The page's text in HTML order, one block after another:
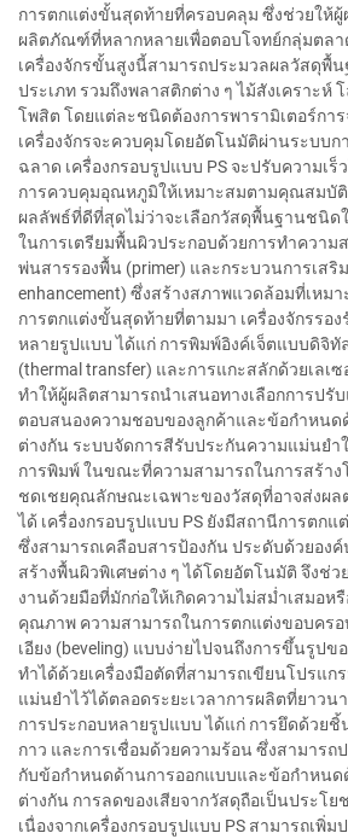
การตกแต่งขั้นสุดท้ายที่ครอบคลุม ซึ่งช่วยให้ผู้
ผลิตภัณฑ์ที่หลากหลายเพื่อตอบโจทย์กลุ่มตลา
เครื่องจักรขั้นสูงนี้สามารถประมวลผลวัสดุพื้น
ประเภท รวมถึงพลาสติกต่าง ๆ ไม้สังเคราะห์
โพสิต โดยแต่ละชนิดต้องการพารามิเตอร์กา
เครื่องจักรจะควบคุมโดยอัตโนมัติผ่านระบบ
ฉลาด เครื่องกรอบรูปแบบ PS จะปรับความเร็
การควบคุมอุณหภูมิให้เหมาะสมตามคุณสมบัติ
ผลลัพธ์ที่ดีที่สุดไม่ว่าจะเลือกวัสดุพื้นฐานชนิด
ในการเตรียมพื้นผิวประกอบด้วยการทำความ
พ่นสารรองพื้น (primer) และกระบวนการเสริ
enhancement) ซึ่งสร้างสภาพแวดล้อมที่เห
การตกแต่งขั้นสุดท้ายที่ตามมา เครื่องจักรรอ
หลายรูปแบบ ได้แก่ การพิมพ์อิงค์เจ็ตแบบดิจิทั
(thermal transfer) และการแกะสลักด้วยเลเซ
ทำให้ผู้ผลิตสามารถนำเสนอทางเลือกการปรั
ตอบสนองความชอบของลูกค้าและข้อกำหน
ต่างกัน ระบบจัดการสีรับประกันความแม่นยำ
การพิมพ์ ในขณะที่ความสามารถในการสร้า
ชดเชยคุณลักษณะเฉพาะของวัสดุที่อาจส่งผล
ได้ เครื่องกรอบรูปแบบ PS ยังมีสถานีการตก
ซึ่งสามารถเคลือบสารป้องกัน ประดับด้วยอง
สร้างพื้นผิวพิเศษต่าง ๆ ได้โดยอัตโนมัติ จึงช่
งานด้วยมือที่มักก่อให้เกิดความไม่สม่ำเสมอห
คุณภาพ ความสามารถในการตกแต่งขอบคร
เอียง (beveling) แบบง่ายไปจนถึงการขึ้นรูป
ทำได้ด้วยเครื่องมือตัดที่สามารถเขียนโปรแก
แม่นยำไว้ได้ตลอดระยะเวลาการผลิตที่ยาว
การประกอบหลายรูปแบบ ได้แก่ การยึดด้วยชิ้
กาว และการเชื่อมด้วยความร้อน ซึ่งสามารถ
กับข้อกำหนดด้านการออกแบบและข้อกำหน
ต่างกัน การลดของเสียจากวัสดุถือเป็นประโ
เนื่องจากเครื่องกรอบรูปแบบ PS สามารถเพิ่